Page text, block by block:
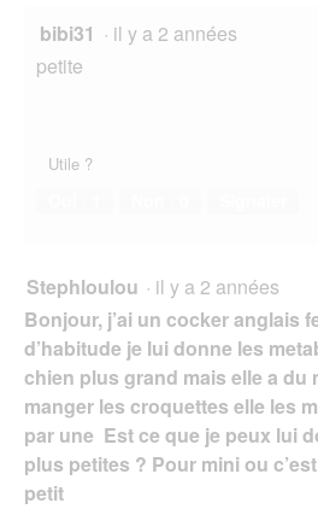
bibi31 · il y a 2 années
petite
Utile ?
Stephloulou · il y a 2 années
Bonjour, j’ai un cocker anglais
d’habitude je lui donne les
chien plus grand mais elle a du
manger les croquettes elle les
par une Est ce que je peux lui
plus petites ? Pour mini ou
petit